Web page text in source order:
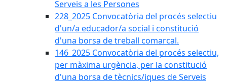
Serveis a les Persones
228_2025 Convocatòria del procés selectiu
d'un/a educador/a social i constitució
d'una borsa de treball comarcal.
146_2025 Convocatòria del procés selectiu,
per màxima urgència, per la constitució
d'una borsa de tècnics/iques de Serveis